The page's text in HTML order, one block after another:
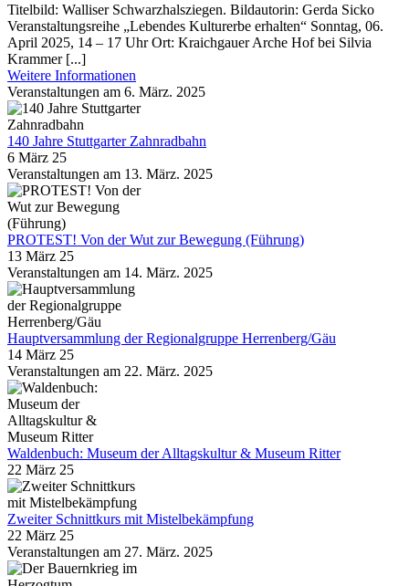
Titelbild: Walliser Schwarzhalsziegen. Bildautorin: Gerda Sicko
Veranstaltungsreihe „Lebendes Kulturerbe erhalten“ Sonntag, 06.
April 2025, 14 – 17 Uhr Ort: Kraichgauer Arche Hof bei Silvia
Krammer [...]
Weitere Informationen
Veranstaltungen am 6. März. 2025
140 Jahre Stuttgarter Zahnradbahn
6 März 25
Veranstaltungen am 13. März. 2025
PROTEST! Von der Wut zur Bewegung (Führung)
13 März 25
Veranstaltungen am 14. März. 2025
Hauptversammlung der Regionalgruppe Herrenberg/Gäu
14 März 25
Veranstaltungen am 22. März. 2025
Waldenbuch: Museum der Alltagskultur & Museum Ritter
22 März 25
Zweiter Schnittkurs mit Mistelbekämpfung
22 März 25
Veranstaltungen am 27. März. 2025